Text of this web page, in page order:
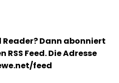
Reader? Dann abonniert
Feed. Die Adresse
feed